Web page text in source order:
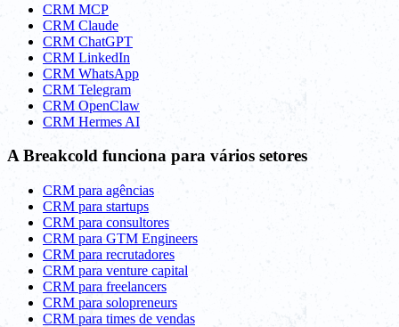
CRM MCP
CRM Claude
CRM ChatGPT
CRM LinkedIn
CRM WhatsApp
CRM Telegram
CRM OpenClaw
CRM Hermes AI
A Breakcold funciona para vários setores
CRM para agências
CRM para startups
CRM para consultores
CRM para GTM Engineers
CRM para recrutadores
CRM para venture capital
CRM para freelancers
CRM para solopreneurs
CRM para times de vendas